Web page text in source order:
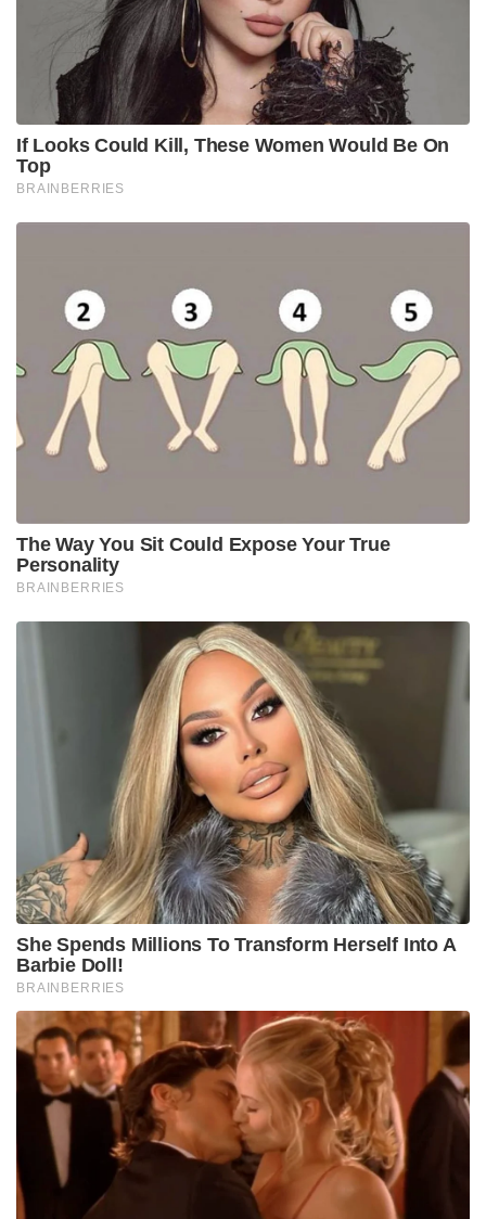
If Looks Could Kill, These Women Would Be On
Top
BRAINBERRIES
The Way You Sit Could Expose Your True
Personality
BRAINBERRIES
She Spends Millions To Transform Herself Into A
Barbie Doll!
BRAINBERRIES